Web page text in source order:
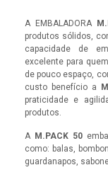
A EMBALADORA
produtos sólidos,
capacidade de
excelente para
de pouco espaço,
custo benefício a
praticidade e
produtos.
A M.PACK 50
como: balas,
guardanapos,